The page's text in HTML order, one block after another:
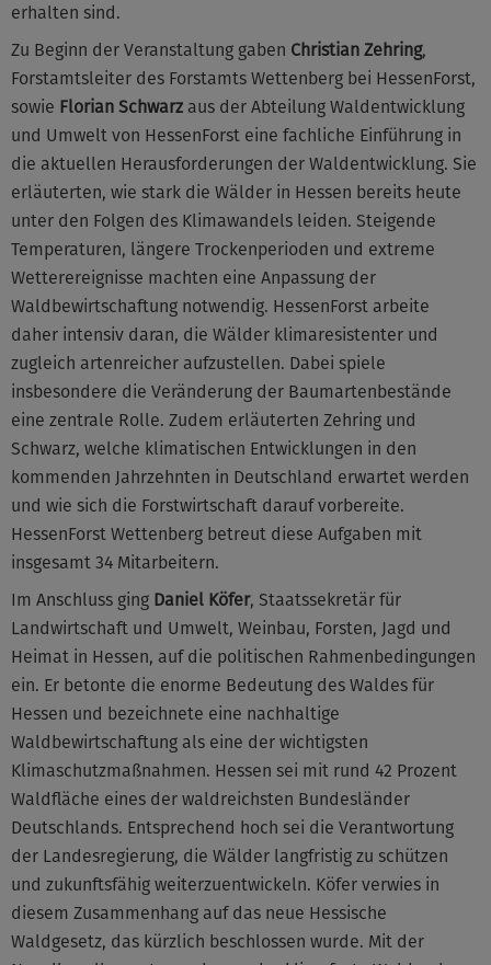
erhalten sind.
Zu Beginn der Veranstaltung gaben Christian Zehring,
Forstamtsleiter des Forstamts Wettenberg bei HessenForst,
sowie Florian Schwarz aus der Abteilung Waldentwicklung
und Umwelt von HessenForst eine fachliche Einführung in
die aktuellen Herausforderungen der Waldentwicklung. Sie
erläuterten, wie stark die Wälder in Hessen bereits heute
unter den Folgen des Klimawandels leiden. Steigende
Temperaturen, längere Trockenperioden und extreme
Wetterereignisse machten eine Anpassung der
Waldbewirtschaftung notwendig. HessenForst arbeite
daher intensiv daran, die Wälder klimaresistenter und
zugleich artenreicher aufzustellen. Dabei spiele
insbesondere die Veränderung der Baumartenbestände
eine zentrale Rolle. Zudem erläuterten Zehring und
Schwarz, welche klimatischen Entwicklungen in den
kommenden Jahrzehnten in Deutschland erwartet werden
und wie sich die Forstwirtschaft darauf vorbereite.
HessenForst Wettenberg betreut diese Aufgaben mit
insgesamt 34 Mitarbeitern.
Im Anschluss ging Daniel Köfer, Staatssekretär für
Landwirtschaft und Umwelt, Weinbau, Forsten, Jagd und
Heimat in Hessen, auf die politischen Rahmenbedingungen
ein. Er betonte die enorme Bedeutung des Waldes für
Hessen und bezeichnete eine nachhaltige
Waldbewirtschaftung als eine der wichtigsten
Klimaschutzmaßnahmen. Hessen sei mit rund 42 Prozent
Waldfläche eines der waldreichsten Bundesländer
Deutschlands. Entsprechend hoch sei die Verantwortung
der Landesregierung, die Wälder langfristig zu schützen
und zukunftsfähig weiterzuentwickeln. Köfer verwies in
diesem Zusammenhang auf das neue Hessische
Waldgesetz, das kürzlich beschlossen wurde. Mit der